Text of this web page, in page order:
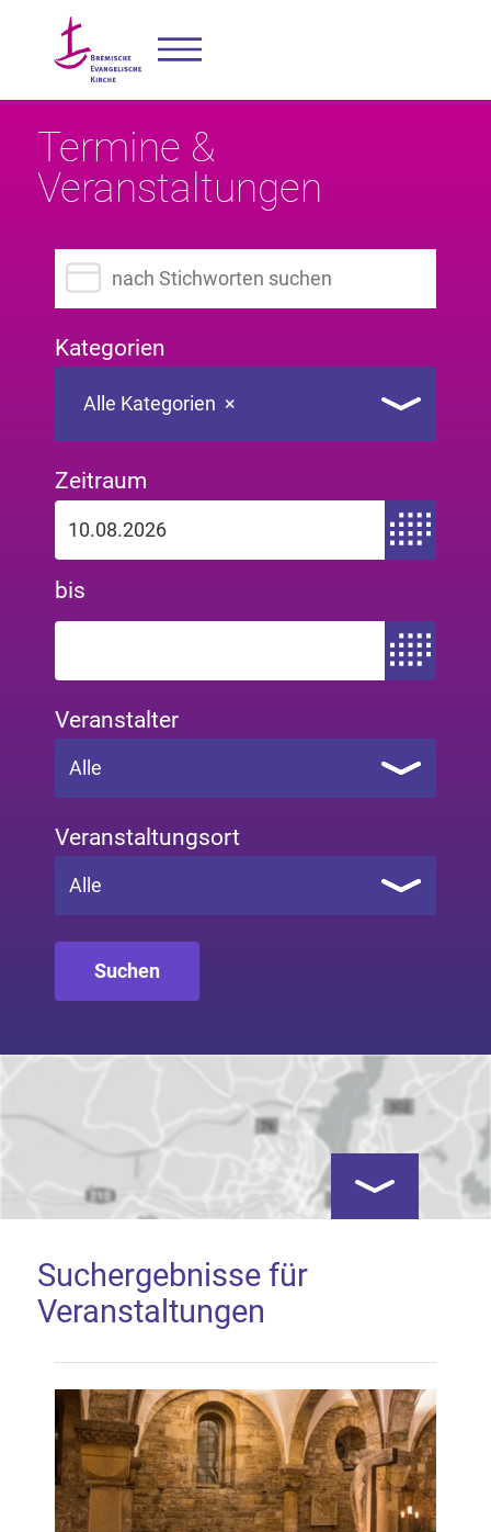
Termine &
Veranstaltungen
Suchbegriff eingeben
Kategorien
×
Alle Kategorien
Zeitraum
Zeitraum von
bis
Zeitraum bis
Veranstalter
Alle
Veranstaltungsort
Alle
Google Map laden
Mit dem Laden der Karte akzeptieren Sie, dass die
Anwendung Google Maps beim Aktivieren von
Inhalten Cookies auf Ihrem Gerät setzt, z.B. zwecks
Reichweitenmessung und profilbasierter Werbung.
Kartenansicht
Suchergebnisse für
Veranstaltungen